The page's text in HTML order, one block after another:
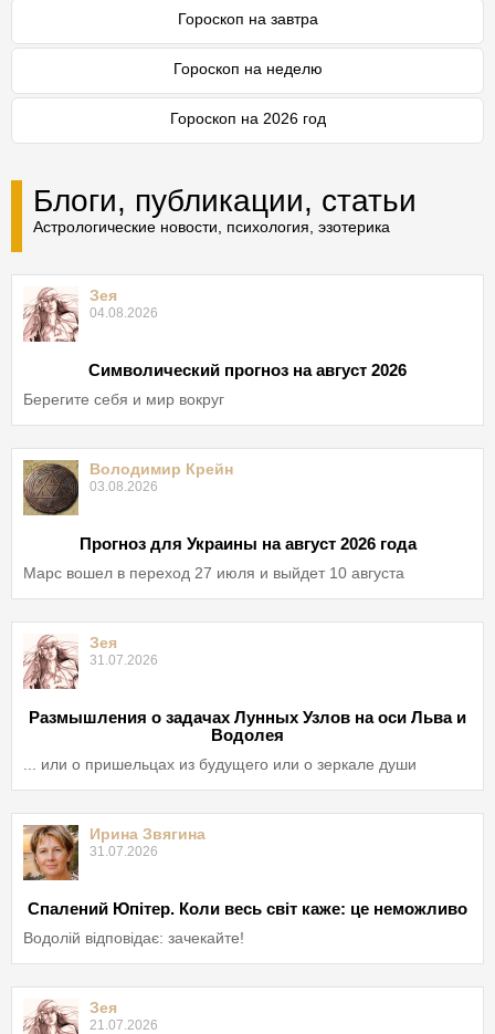
Гороскоп на завтра
Гороскоп на неделю
Гороскоп на 2026 год
Блоги, публикации, статьи
Астрологические новости, психология, эзотерика
Зея
04.08.2026
Символический прогноз на август 2026
Берегите себя и мир вокруг
Володимир Крейн
03.08.2026
Прогноз для Украины на август 2026 года
Марс вошел в переход 27 июля и выйдет 10 августа
Зея
31.07.2026
Размышления о задачах Лунных Узлов на оси Льва и
Водолея
... или о пришельцах из будущего или о зеркале души
Ирина Звягина
31.07.2026
Спалений Юпітер. Коли весь світ каже: це неможливо
Водолій відповідає: зачекайте!
Зея
21.07.2026